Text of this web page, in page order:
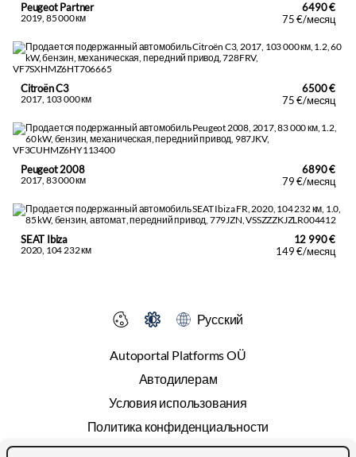
Peugeot Partner
2019, 85 000 км
6490 €
75 €/месяц
Citroën C3
2017, 103 000 км
6500 €
75 €/месяц
Peugeot 2008
2017, 83 000 км
6890 €
79 €/месяц
SEAT Ibiza
2020, 104 232 км
12 990 €
149 €/месяц
Autoportal Platforms OÜ
Автодилерам
Условия использования
Политика конфиденциальности
Cookies
Русский